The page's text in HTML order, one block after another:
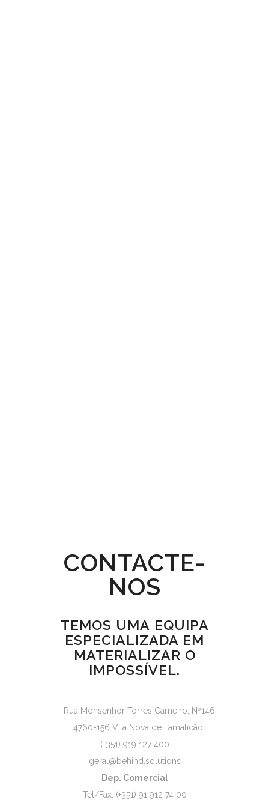
CONTACTE-
NOS
TEMOS UMA EQUIPA
ESPECIALIZADA EM
MATERIALIZAR O
IMPOSSÍVEL.
​ Rua Monsenhor Torres Carneiro, Nº146
4760-156 Vila Nova de Famalicão
(+351) 919 127 400
geral@behind.solutions
Dep. Comercial
Tel/Fax: (+351) 91 912 74 00